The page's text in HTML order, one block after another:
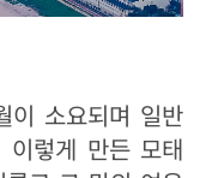
이 소요되며 일반
이렇게 만든 모태